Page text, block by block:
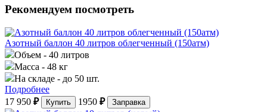
Рекомендуем посмотреть
Азотный баллон 40 литров облегченный (150атм)
Объем - 40 литров
Масса - 48 кг
На складе - до 50 шт.
Подробнее
17 950 ₽ Купить 1950 ₽ Заправка